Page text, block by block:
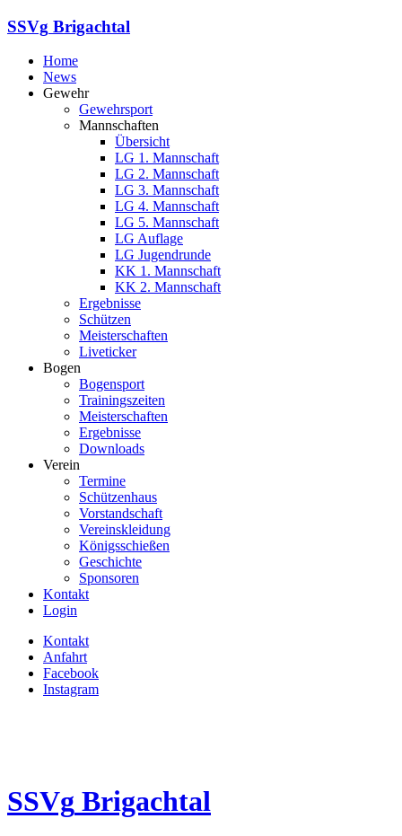
SSVg Brigachtal
Home
News
Gewehr
Gewehrsport
Mannschaften
Übersicht
LG 1. Mannschaft
LG 2. Mannschaft
LG 3. Mannschaft
LG 4. Mannschaft
LG 5. Mannschaft
LG Auflage
LG Jugendrunde
KK 1. Mannschaft
KK 2. Mannschaft
Ergebnisse
Schützen
Meisterschaften
Liveticker
Bogen
Bogensport
Trainingszeiten
Meisterschaften
Ergebnisse
Downloads
Verein
Termine
Schützenhaus
Vorstandschaft
Vereinskleidung
Königsschießen
Geschichte
Sponsoren
Kontakt
Login
Kontakt
Anfahrt
Facebook
Instagram
SSVg Brigachtal